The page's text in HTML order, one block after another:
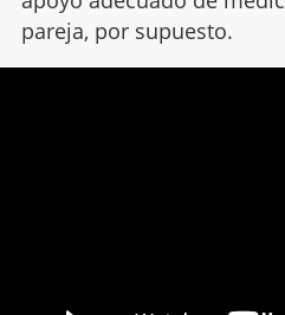
pareja, por supuesto.